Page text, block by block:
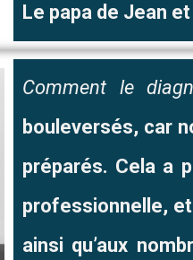
Le papa de Jean
Comment le
bouleversés, car
préparés. Cela a
professionnelle,
ainsi qu’aux